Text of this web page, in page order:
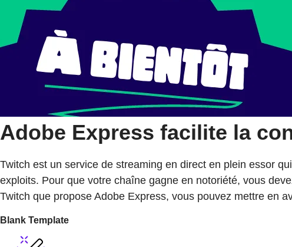
Adobe Express facilite la
Twitch est un service de streaming en direct en plein essor
exploits. Pour que votre chaîne gagne en notoriété, vous
Twitch que propose Adobe Express, vous pouvez mettre en
Blank Template